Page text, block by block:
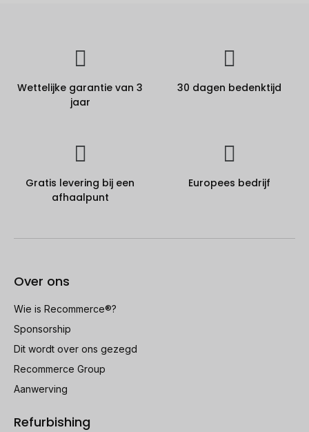
Wettelijke garantie van 3
jaar
30 dagen bedenktijd
Gratis levering bij een
afhaalpunt
Europees bedrijf
Over ons
Wie is Recommerce®?
Sponsorship
Dit wordt over ons gezegd
Recommerce Group
Aanwerving
Refurbishing